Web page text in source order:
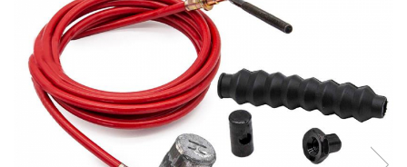
Cabluri
BMS
Acumulatori
Kit complet
Contact cu cheie
https://www.doctortrotineta.ro/frane
Discuri frana